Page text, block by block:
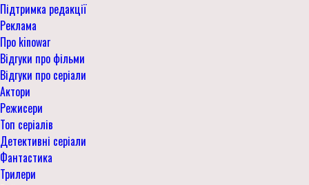
Підтримка редакції
Реклама
Про kinowar
Відгуки про фільми
Відгуки про серіали
Актори
Режисери
Топ серіалів
Детективні серіали
Фантастика
Трилери